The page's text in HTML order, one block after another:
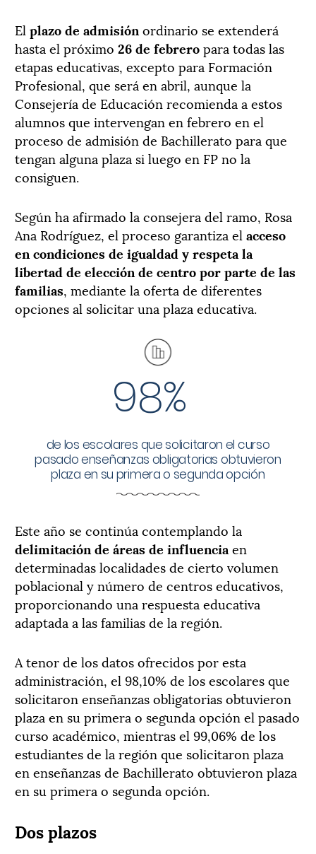
El plazo de admisión ordinario se extenderá
hasta el próximo 26 de febreropara todas las
etapas educativas, excepto para Formación
Profesional, que será en abril, aunque la
Consejería de Educación recomienda a estos
alumnos que intervengan en febrero en el
proceso de admisión de Bachillerato para que
tengan alguna plaza si luego en FP no la
consiguen.
Según ha afirmado la consejera del ramo, Rosa
Ana Rodríguez, el proceso garantiza el acceso
en condiciones de igualdad y respeta la
libertad de elección de centro por parte de las
familias, mediante la oferta de diferentes
opciones al solicitar una plaza educativa.
98%
de los escolares que solicitaron el curso
pasado enseñanzas obligatorias obtuvieron
plaza en su primera o segunda opción
Este año se continúa contemplando la
delimitación de áreas de influencia en
determinadas localidades de cierto volumen
poblacional y número de centros educativos,
proporcionando una respuesta educativa
adaptada a las familias de la región.
A tenor de los datos ofrecidos por esta
administración, el 98,10% de los escolares que
solicitaron enseñanzas obligatorias obtuvieron
plaza en su primera o segunda opción el pasado
curso académico, mientras el 99,06% de los
estudiantes de la región que solicitaron plaza
en enseñanzas de Bachillerato obtuvieron plaza
en su primera o segunda opción.
Dos plazos